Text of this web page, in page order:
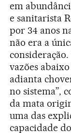
em
e sanitarista
por 34 anos
não era a
vazões
adianta
no sistema”,
da mata
uma das
capacidade